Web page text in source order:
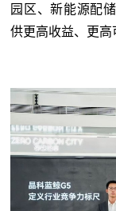
园区、新能源配
供更高收益、更高